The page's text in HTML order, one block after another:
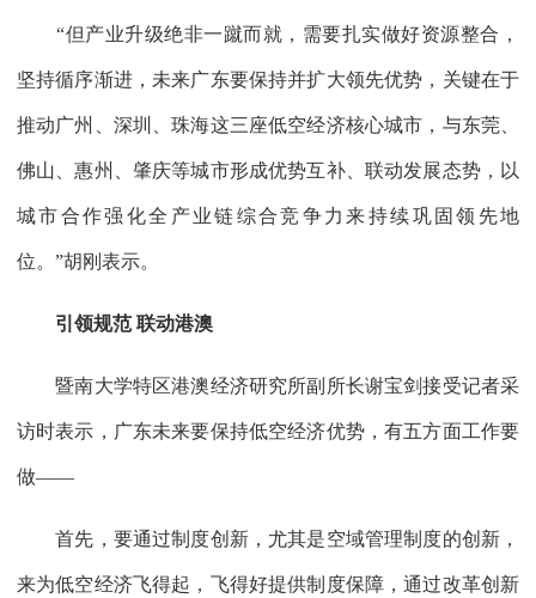
“但产业升级绝非一蹴而就，需要扎实做好资源整合，
坚持循序渐进，未来广东要保持并扩大领先优势，关键在于
推动广州、深圳、珠海这三座低空经济核心城市，与东莞、
佛山、惠州、肇庆等城市形成优势互补、联动发展态势，以
城市合作强化全产业链综合竞争力来持续巩固领先地
位。”胡刚表示。
引领规范 联动港澳
暨南大学特区港澳经济研究所副所长谢宝剑接受记者采
访时表示，广东未来要保持低空经济优势，有五方面工作要
做——
首先，要通过制度创新，尤其是空域管理制度的创新，
来为低空经济飞得起，飞得好提供制度保障，通过改革创新